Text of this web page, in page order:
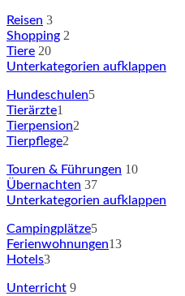
Reisen 3
Shopping 2
Tiere 20
Unterkategorien aufklappen
Hundeschulen5
Tierärzte1
Tierpension2
Tierpflege2
Touren & Führungen 10
Übernachten 37
Unterkategorien aufklappen
Campingplätze5
Ferienwohnungen13
Hotels3
Unterricht 9